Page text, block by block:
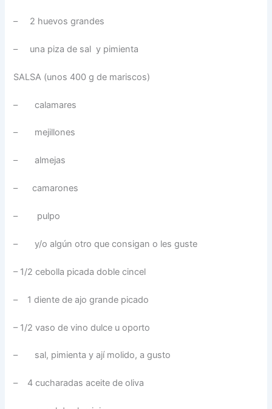
– 2 huevos grandes
– una piza de sal y pimienta
SALSA (unos 400 g de mariscos)
– calamares
– mejillones
– almejas
– camarones
– pulpo
– y/o algún otro que consigan o les guste
– 1/2 cebolla picada doble cincel
– 1 diente de ajo grande picado
– 1/2 vaso de vino dulce u oporto
– sal, pimienta y ají molido, a gusto
– 4 cucharadas aceite de oliva